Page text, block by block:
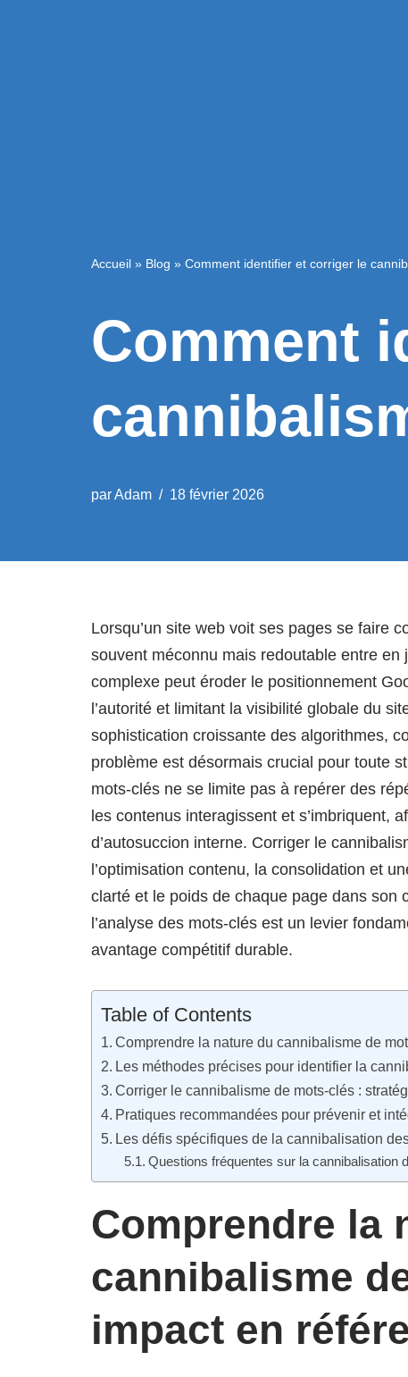
Accueil » Blog » Comment identifier et corriger le
Comment
parAdam 18 février 2026
Lorsqu’un site web voit ses pages se faire
souvent méconnu mais redoutable entre
complexe peut éroder le positionnement
l’autorité et limitant la visibilité globale du
sophistication croissante des algorithmes,
problème est désormais crucial pour toute
mots-clés ne se limite pas à repérer des
les contenus interagissent et s’imbriquent,
d’autosuccion interne. Corriger le
l’optimisation contenu, la consolidation et
clarté et le poids de chaque page dans son
l’analyse des mots-clés est un levier
avantage compétitif durable.
Table of Contents
Comprendre la nature du cannibalisme de
Les méthodes précises pour identifier la
Corriger le cannibalisme de mots-clés :
Pratiques recommandées pour prévenir et
Les défis spécifiques de la cannibalisation
Questions fréquentes sur la cannibalisation
Comprendre la
cannibalisme
impact en